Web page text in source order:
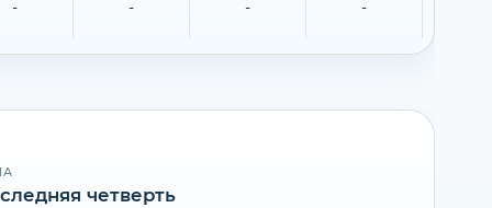
- - - -
четверть